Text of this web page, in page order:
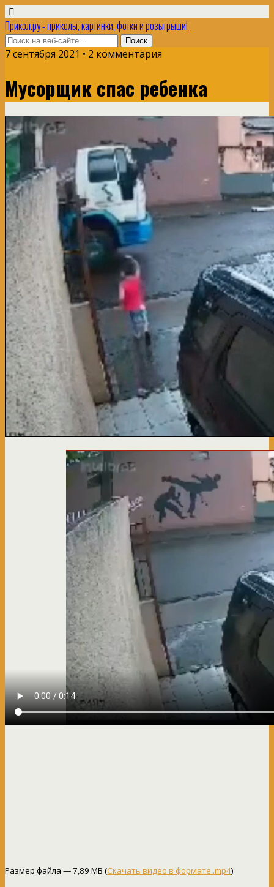
Прикол.ру - приколы, картинки, фотки и розыгрыши!
7 сентября 2021 • 2 комментария
Мусорщик спас ребенка
Размер файла — 7,89 MB (Скачать видео в формате .mp4)